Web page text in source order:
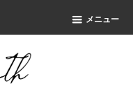
メニュー